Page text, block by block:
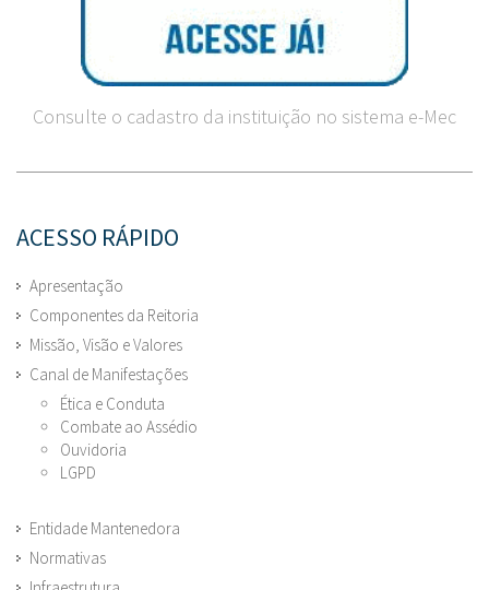
Consulte o cadastro da instituição no sistema e-Mec
ACESSO RÁPIDO
Apresentação
Componentes da Reitoria
Missão, Visão e Valores
Canal de Manifestações
Ética e Conduta
Combate ao Assédio
Ouvidoria
LGPD
Entidade Mantenedora
Normativas